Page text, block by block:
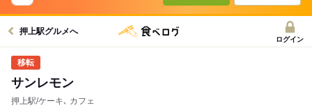
押上駅グルメへ
ログイン
サンレモン
押上駅/ケーキ､ カフェ